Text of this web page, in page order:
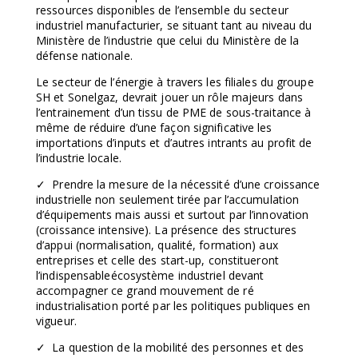
ressources disponibles de l’ensemble du secteur
industriel manufacturier, se situant tant au niveau du
Ministère de l’industrie que celui du Ministère de la
défense nationale.
Le secteur de l’énergie à travers les filiales du groupe
SH et Sonelgaz, devrait jouer un rôle majeurs dans
l’entrainement d’un tissu de PME de sous-traitance à
même de réduire d’une façon significative les
importations d’inputs et d’autres intrants au profit de
l’industrie locale.
✓ Prendre la mesure de la nécessité d’une croissance
industrielle non seulement tirée par l’accumulation
d’équipements mais aussi et surtout par l’innovation
(croissance intensive). La présence des structures
d’appui (normalisation, qualité, formation) aux
entreprises et celle des start-up, constitueront
l’indispensableécosystème industriel devant
accompagner ce grand mouvement de ré
industrialisation porté par les politiques publiques en
vigueur.
✓ La question de la mobilité des personnes et des